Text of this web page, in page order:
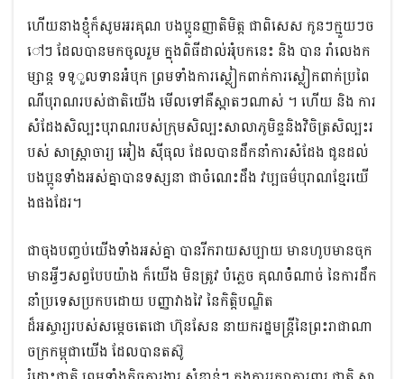
ហើយនាងខ្ញុំក៏សូមអរគុណ បងប្អូនញាតិមិត្ត ជាពិសេស កូនៗក្មួយៗច
ៅៗ ដែលបានមកចូលរួម ក្នុងពិធីដាល់អំុបកនេះ និង បាន រាំលេងក
ម្សាន្ត ទទូួលទានអំបុក ព្រមទាំងការស្លៀកពាក់ការស្លៀកពាក់ប្រពៃ
ណីបុរាណរបស់ជាតិយើង មើលទៅគឺស្អាតៗណាស់ ។ ហើយ និង ការ
សំដែងសិល្បះបុរាណរបស់ក្រុមសិល្បះសាលាភូមិន្ទនិងវិចិត្រសិល្បះរ
បស់ សាស្ត្រាចារ្យ អៀង សុីធុល ដែលបានដឹកនាំការសំដែង ជូនដល់
បងប្អូនទាំងអស់គ្នាបានទស្សនា ជាចំណេះដឹង វប្បធម៌បុរាណខ្មែរយើ
ងផងដែរ។
ជាចុងបញ្ចប់យើងទាំងអស់គ្នា បានរីករាយសប្បាយ មានហូបមានចុក
មានអ្វីៗសព្វបែបយ៉ាង ក៏យើង មិនត្រូវ បំភ្លេច គុណចំំណាច់ នៃការដឹក
នាំប្រទេសប្រកបដោយ បញ្ញាវាងវៃ នៃកិត្តិបណ្ឌិត
ដ៏អស្ចារ្យរបស់សម្តេចតេជោ ហ៊ុនសែន នាយករដ្ឋមន្ត្រីនៃព្រះរាជាណា
ចក្រកម្ពុជាយើង ដែលបានតស៊ូ